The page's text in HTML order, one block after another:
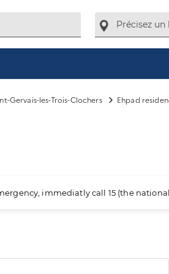
Gervais-les-Trois-Clochers Ehpad
immediatly call 15 (the